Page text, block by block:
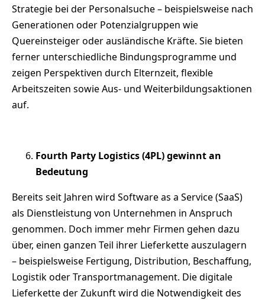
Strategie bei der Personalsuche – beispielsweise nach
Generationen oder Potenzialgruppen wie
Quereinsteiger oder ausländische Kräfte. Sie bieten
ferner unterschiedliche Bindungsprogramme und
zeigen Perspektiven durch Elternzeit, flexible
Arbeitszeiten sowie Aus- und Weiterbildungsaktionen
auf.
Fourth Party Logistics (4PL) gewinnt an
Bedeutung
Bereits seit Jahren wird Software as a Service (SaaS)
als Dienstleistung von Unternehmen in Anspruch
genommen. Doch immer mehr Firmen gehen dazu
über, einen ganzen Teil ihrer Lieferkette auszulagern
– beispielsweise Fertigung, Distribution, Beschaffung,
Logistik oder Transportmanagement. Die digitale
Lieferkette der Zukunft wird die Notwendigkeit des